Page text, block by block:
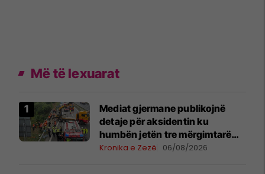
Më të lexuarat
Mediat gjermane publikojnë
detaje për aksidentin ku
humbën jetën tre mërgimtarë
nga Komogllava e Ferizajt
Kronika e Zezë 06/08/2026